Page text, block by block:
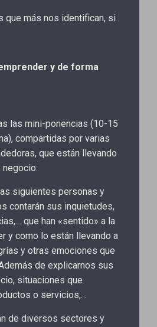
que más nos identifican, si
y de forma
las mini-ponencias (10-15
compartidas por varias
que están llevando
negocio:
siguientes personas y
contarán sus inquietudes,
que han «sentido» a la
y como lo están llevando a
y otras emociones que
de explicarnos sus
situaciones que
o servicios,…
de diversos sectores y